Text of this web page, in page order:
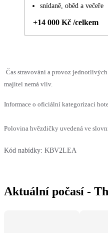
snídaně, oběd a večeře
+14 000 Kč /celkem
Čas stravování a provoz
majitel nemá vliv.
Informace o oficiální kategorizaci
Polovina hvězdičky uvedená ve
Kód nabídky: KBV2LEA
Aktuální počasí -